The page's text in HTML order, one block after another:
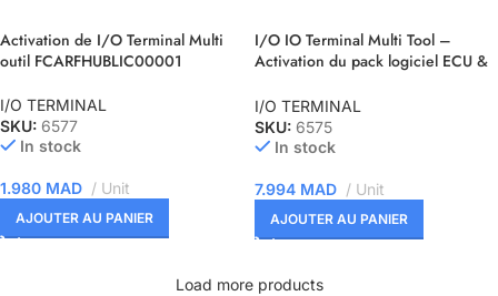
Activation de I/O Terminal Multi
outil FCARFHUBLIC00001
I/O TERMINAL
SKU: 6577
In stock
1.980 MAD Unit
AJOUTER AU PANIER
I/O IO Terminal Multi Tool –
Activation du pack logiciel ECU &
I/O TERMINAL
SKU: 6575
In stock
7.994 MAD Unit
AJOUTER AU PANIER
Load more products